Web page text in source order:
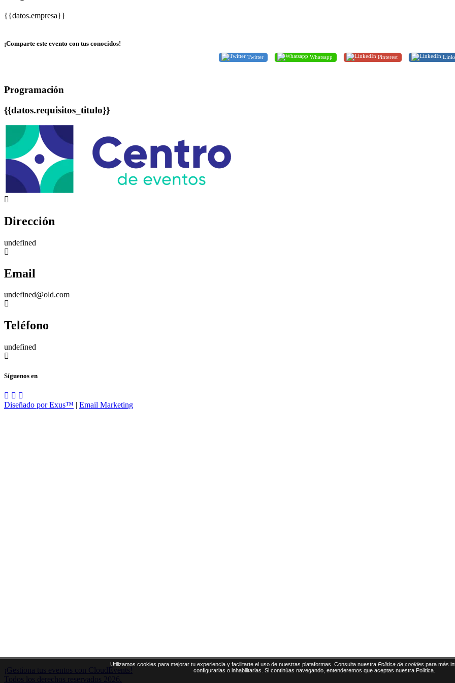
{{datos.empresa}}
¡Comparte este evento con tus conocidos!
Twitter Whatsapp Pinterest
Programación
{{datos.requisitos_titulo}}
Dirección
undefined
Email
undefined@old.com
Teléfono
undefined
Síguenos en
Diseñado por Exus™ | Email Marketing
¡Gestiona tus eventos con CloudEvents!
Todos los derechos reservados 2026.
Utilizamos cookies para mejorar tu experiencia y facilitarte el uso de nuestras plataformas. Consulta nuestra Política de cookiespara más
configurarlas o inhabilitarlas. Si continúas navegando, entenderemos que aceptas nuestra Política.